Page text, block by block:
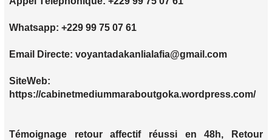
Whatsapp: +229 99 75 07 61
Email Directe: voyantadakanlialafia@gmail.com
SiteWeb:
https://cabinetmediummaraboutgoka.wordpress.com/
Témoignage retour affectif réussi en 48h, Retour